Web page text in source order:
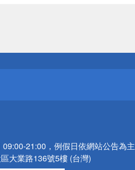
09:00-21:00，例假日依網站公告為主
大業路136號5樓 (台灣)